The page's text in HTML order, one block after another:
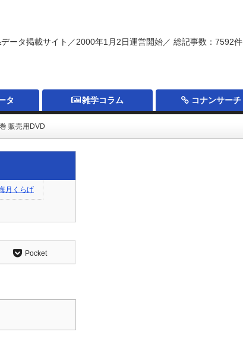
ータ掲載サイト／2000年1月2日運営開始／ 総記事数：7592件
タ 雑学コラム コナンサーチ
販売用DVD
月くらげ
Pocket